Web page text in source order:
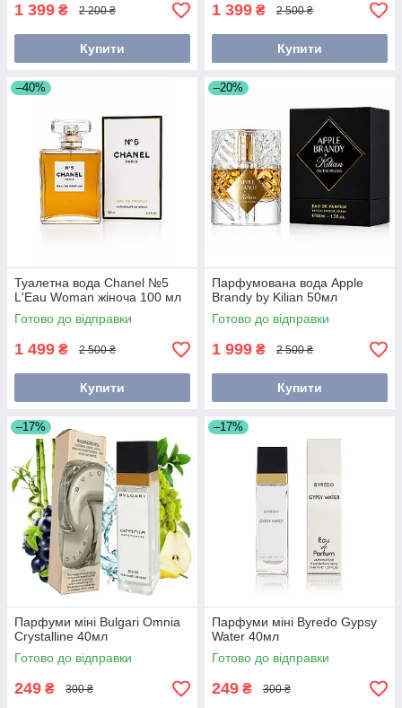
1 399 ₴ 2 200 ₴
Купити
1 399 ₴ 2 500 ₴
Купити
–40%
Туалетна вода Chanel №5
L'Eau Woman жіноча 100 мл
Готово до відправки
1 499 ₴ 2 500 ₴
Купити
–20%
Парфумована вода Apple
Brandy by Kilian 50мл
Готово до відправки
1 999 ₴ 2 500 ₴
Купити
–17%
Парфуми міні Bulgari Omnia
Crystalline 40мл
Готово до відправки
249 ₴ 300 ₴
–17%
Парфуми міні Byredo Gypsy
Water 40мл
Готово до відправки
249 ₴ 300 ₴